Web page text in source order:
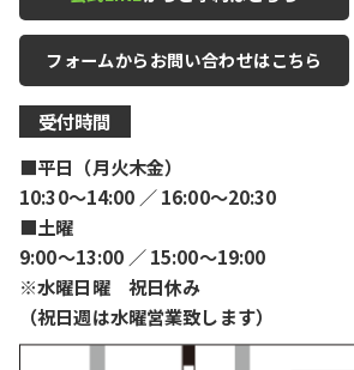
フォームからお問い合わせはこちら
受付時間
■平日（月火木金）
10:30〜14:00 ／ 16:00〜20:30
■土曜
9:00〜13:00 ／ 15:00〜19:00
※水曜日曜 祝日休み
（祝日週は水曜営業致します）